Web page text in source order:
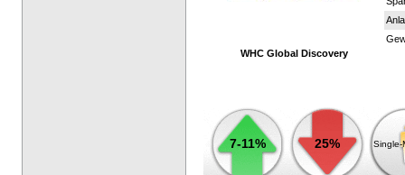
WHC Global Discovery
7-11% 25% Single-